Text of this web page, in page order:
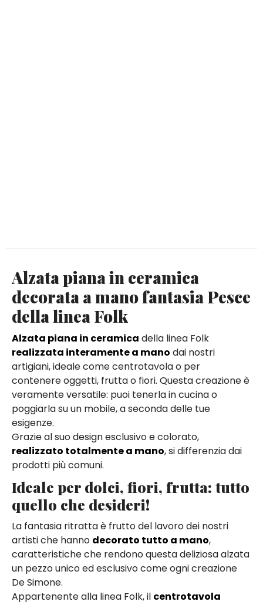
Alzata piana in ceramica
decorata a mano fantasia Pesce
della linea Folk
Alzata piana in ceramica della linea Folk
realizzata interamente a mano dai nostri
artigiani, ideale come centrotavola o per
contenere oggetti, frutta o fiori. Questa creazione è
veramente versatile: puoi tenerla in cucina o
poggiarla su un mobile, a seconda delle tue
esigenze.
Grazie al suo design esclusivo e colorato,
realizzato totalmente a mano, si differenzia dai
prodotti più comuni.
Ideale per dolci, fiori, frutta: tutto
quello che desideri!
La fantasia ritratta è frutto del lavoro dei nostri
artisti che hanno decorato tutto a mano,
caratteristiche che rendono questa deliziosa alzata
un pezzo unico ed esclusivo come ogni creazione
De Simone.
Appartenente alla linea Folk, il centrotavola